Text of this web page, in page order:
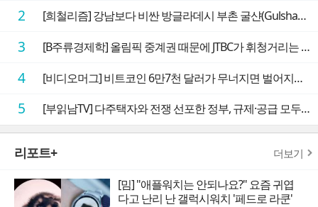
2 [희철리즘] 강남보다 비싼 방글라데시 부촌 굴샨(Gulshan)의 극단적인 모습에 충격을 받다
3 [B주류경제학] 올림픽 중계권 때문에 JTBC가 휘청거리는 이유
4 [비디오머그] 비트코인 6만7천 달러가 무너지면 벌어지는 일
5 [부읽남TV] 다주택자와 전쟁 선포한 정부, 규제·공급 모두 실효성 의문
리포트+ 더보기
[밈] "애플워치는 안되나요?" 요즘 귀엽
다고 난리 난 갤럭시워치 '페드로 라쿤'